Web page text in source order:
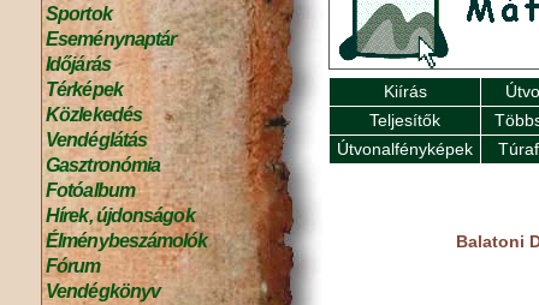
Sportok
Eseménynaptár
Időjárás
Térképek
Közlekedés
Vendéglátás
Gasztronómia
Fotóalbum
Hírek, újdonságok
Élménybeszámolók
Fórum
Vendégkönyv
Kiírás
Teljesítők
Útvonalfényképek
Balatoni